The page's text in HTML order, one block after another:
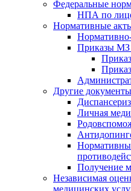
Федеральные
НПА по
Нормативные
Приказы
Другие документы
Личная
Получение
Независимая
медицинских